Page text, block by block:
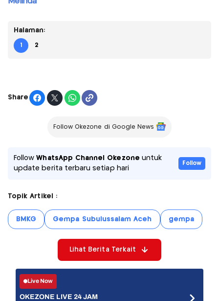
Halaman:
1 2
Share
Follow Okezone di Google News
FollowWhatsApp Channel Okezone untuk
update berita terbaru setiap hari
Follow
Topik Artikel :
BMKG Gempa Subulussalam Aceh gempa
Lihat Berita Terkait
Live Now
OKEZONE LIVE 24 JAM